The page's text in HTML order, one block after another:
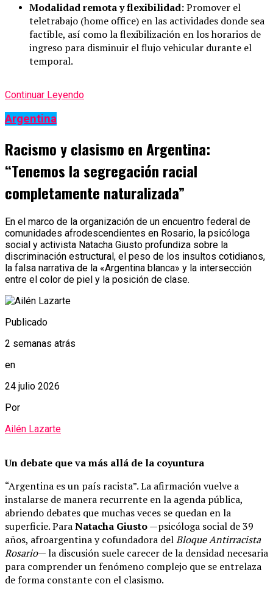
Modalidad remota y flexibilidad:Promover el
teletrabajo (home office) en las actividades donde sea
factible, así como la flexibilización en los horarios de
ingreso para disminuir el flujo vehicular durante el
temporal.
Continuar Leyendo
Argentina
Racismo y clasismo en Argentina:
“Tenemos la segregación racial
completamente naturalizada”
En el marco de la organización de un encuentro federal de
comunidades afrodescendientes en Rosario, la psicóloga
social y activista Natacha Giusto profundiza sobre la
discriminación estructural, el peso de los insultos cotidianos,
la falsa narrativa de la «Argentina blanca» y la intersección
entre el color de piel y la posición de clase.
Publicado
2 semanas atrás
en
24 julio 2026
Por
Ailén Lazarte
Un debate que va más allá de la coyuntura
“Argentina es un país racista”. La afirmación vuelve a
instalarse de manera recurrente en la agenda pública,
abriendo debates que muchas veces se quedan en la
superficie. ParaNatacha Giusto—psicóloga social de 39
años, afroargentina y cofundadora delBloque Antirracista
Rosario— la discusión suele carecer de la densidad necesaria
para comprender un fenómeno complejo que se entrelaza
de forma constante con el clasismo.